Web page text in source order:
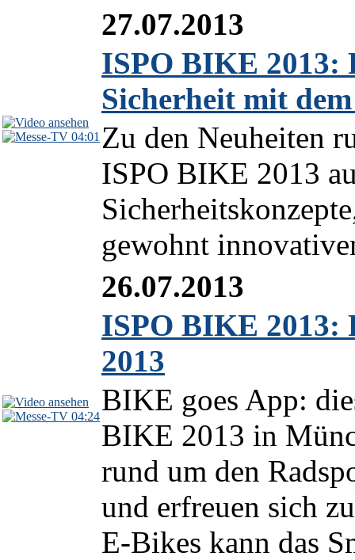
04:01
27.07.2013
ISPO BIKE 2013:
Sicherheit mit
Zu den Neuheiten
ISPO BIKE 2013
gewohnt
04:24
26.07.2013
ISPO BIKE 2013:
2013
BIKE goes App:
BIKE 2013 in
rund um den
und erfreuen sich
E-Bikes kann das